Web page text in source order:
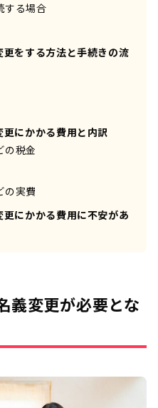
する場合
をする方法と手続きの流
にかかる費用と内訳
の税金
の実費
にかかる費用に不安があ
義変更が必要とな